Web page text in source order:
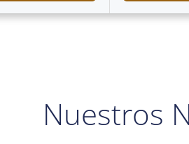
Nuestros